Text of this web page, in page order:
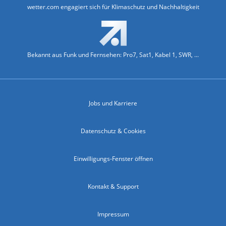
wetter.com engagiert sich für Klimaschutz und Nachhaltigkeit
Bekannt aus Funk und Fernsehen: Pro7, Sat1, Kabel 1, SWR, ...
Jobs und Karriere
Datenschutz & Cookies
Einwilligungs-Fenster öffnen
Kontakt & Support
Impressum